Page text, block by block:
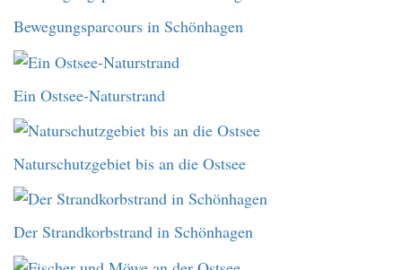
Bewegungsparcours in Schönhagen
Ein Ostsee-Naturstrand
Naturschutzgebiet bis an die Ostsee
Der Strandkorbstrand in Schönhagen